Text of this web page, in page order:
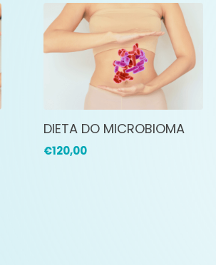
DIETA DO MICROBIOMA
€120,00